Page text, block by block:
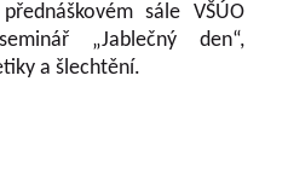
sále VŠÚO
„Jablečný den“,
a šlechtění.